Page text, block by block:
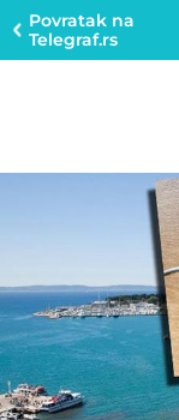
Povratak na
Telegraf.rs